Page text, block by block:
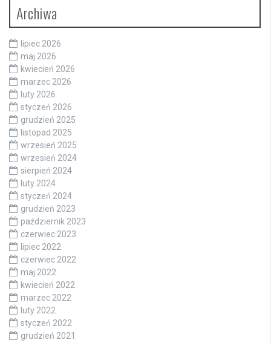
Archiwa
lipiec 2026
maj 2026
kwiecień 2026
marzec 2026
luty 2026
styczeń 2026
grudzień 2025
listopad 2025
wrzesień 2025
wrzesień 2024
sierpień 2024
luty 2024
styczeń 2024
grudzień 2023
październik 2023
czerwiec 2023
lipiec 2022
czerwiec 2022
maj 2022
kwiecień 2022
marzec 2022
luty 2022
styczeń 2022
grudzień 2021